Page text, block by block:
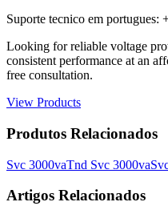
Suporte tecnico em
Looking for reliable voltage
consistent performance at an
free consultation.
View Products
Produtos Relacionados
Svc 3000vaTnd Svc 3000va
Artigos Relacionados